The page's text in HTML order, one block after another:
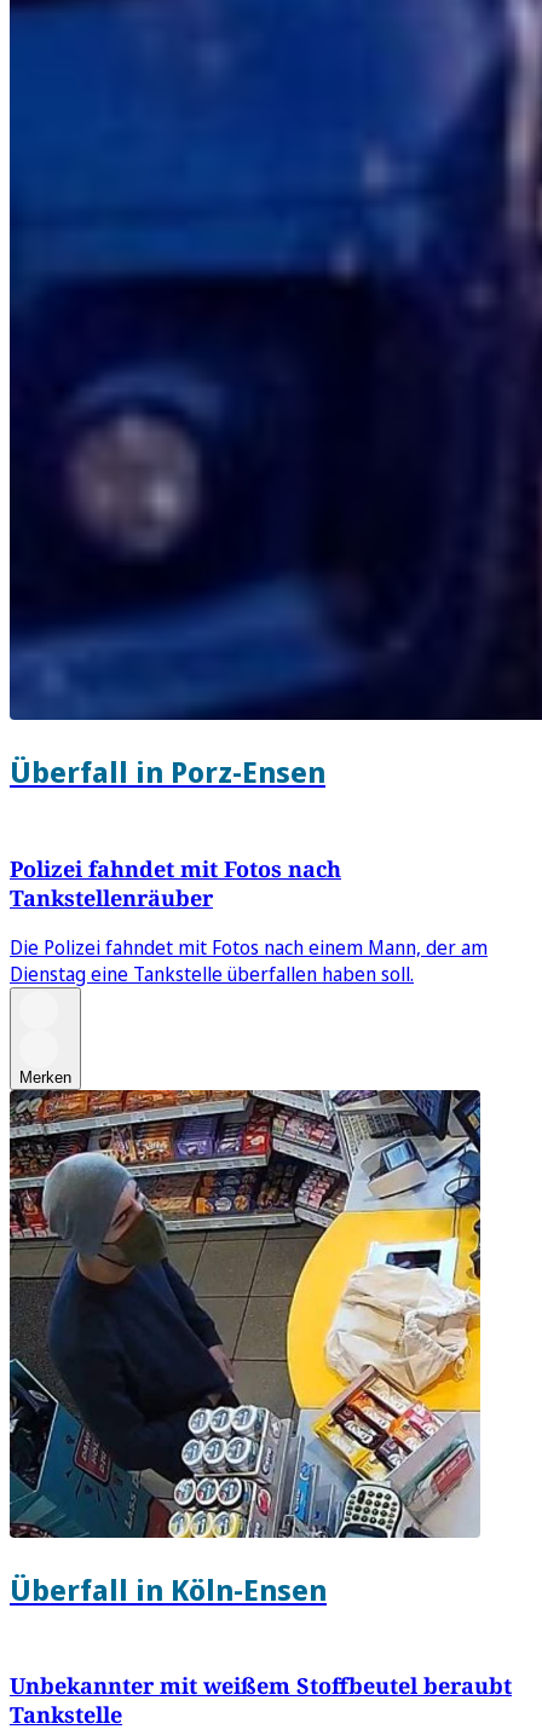
Überfall in Porz-Ensen
Polizei fahndet mit Fotos nach
Tankstellenräuber
Die Polizei fahndet mit Fotos nach einem Mann, der am
Dienstag eine Tankstelle überfallen haben soll.
Merken
Überfall in Köln-Ensen
Unbekannter mit weißem Stoffbeutel beraubt
Tankstelle